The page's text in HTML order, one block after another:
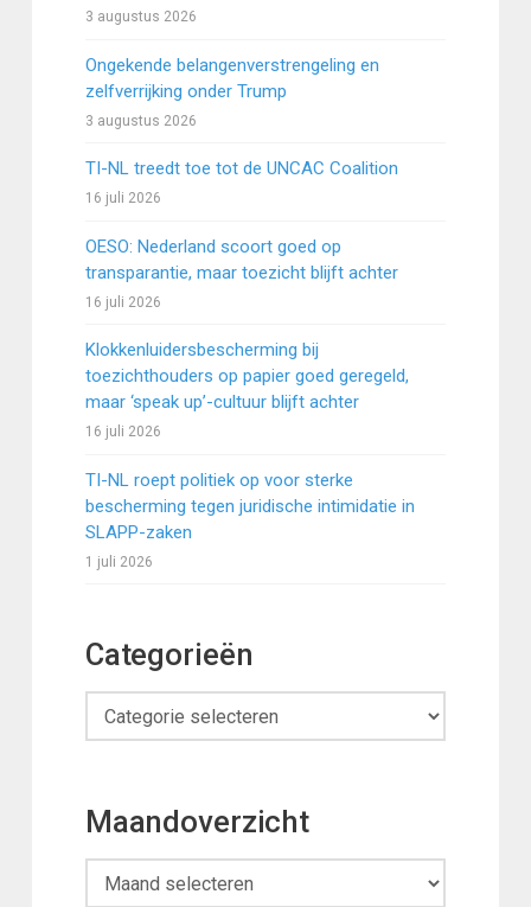
3 augustus 2026
Ongekende belangenverstrengeling en
zelfverrijking onder Trump
3 augustus 2026
TI-NL treedt toe tot de UNCAC Coalition
16 juli 2026
OESO: Nederland scoort goed op
transparantie, maar toezicht blijft achter
16 juli 2026
Klokkenluidersbescherming bij
toezichthouders op papier goed geregeld,
maar ‘speak up’-cultuur blijft achter
16 juli 2026
TI-NL roept politiek op voor sterke
bescherming tegen juridische intimidatie in
SLAPP-zaken
1 juli 2026
Categorieën
Categorieën
Maandoverzicht
Maandoverzicht